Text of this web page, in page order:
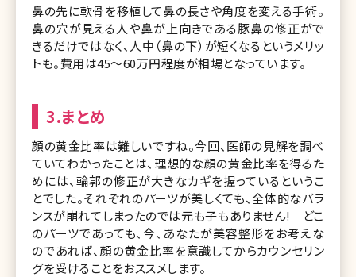
鼻の先に軟骨を移植して鼻の長さや角度を変える手術。
鼻の穴が見える人や鼻が上向きである豚鼻の修正がで
きるだけではなく、人中（鼻の下）が短くなるというメリッ
トも。費用は45～60万円程度が相場となっています。
3.まとめ
顔の黄金比率は難しいですね。今回、医師の見解を調べ
ていてわかったことは、理想的な顔の黄金比率を得るた
めには、輪郭の修正が大きなカギを握っているというこ
とでした。それぞれのパーツが美しくても、全体的なバラ
ンスが崩れてしまったのでは元も子もありません! どこ
のパーツであっても、今、あなたが美容整形をお考えな
のであれば、顔の黄金比率を意識してからカウンセリン
グを受けることをおススメします。